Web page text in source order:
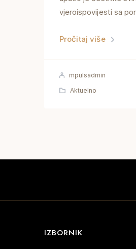
vjeroispovijesti sa
Pročitaj više
mpulsadmin
Aktuelno
IZBORNIK